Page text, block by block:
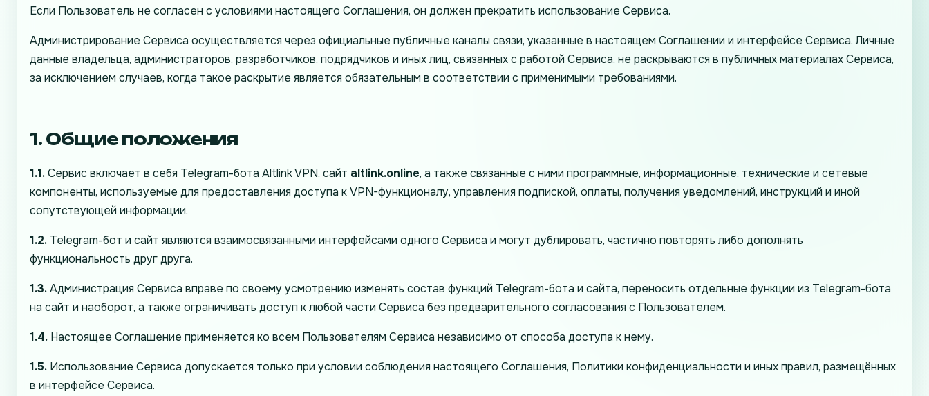
Если Пользователь не согласен с условиями настоящего Соглашения, он должен прекратить использование Сервиса.
Администрирование Сервиса осуществляется через официальные публичные каналы связи, указанные в настоящем Соглашении и интерфейсе Сервиса. Личные
данные владельца, администраторов, разработчиков, подрядчиков и иных лиц, связанных с работой Сервиса, не раскрываются в публичных материалах Сервиса,
за исключением случаев, когда такое раскрытие является обязательным в соответствии с применимыми требованиями.
1. Общие положения
1.1.Сервис включает в себя Telegram-бота Altlink VPN, сайт altlink.online, а также связанные с ними программные, информационные, технические и сетевые
компоненты, используемые для предоставления доступа к VPN-функционалу, управления подпиской, оплаты, получения уведомлений, инструкций и иной
сопутствующей информации.
1.2. Telegram-бот и сайт являются взаимосвязанными интерфейсами одного Сервиса и могут дублировать, частично повторять либо дополнять
функциональность друг друга.
1.3.Администрация Сервиса вправе по своему усмотрению изменять состав функций Telegram-бота и сайта, переносить отдельные функции из Telegram-бота
на сайт и наоборот, а также ограничивать доступ к любой части Сервиса без предварительного согласования с Пользователем.
1.4. Настоящее Соглашение применяется ко всем Пользователям Сервиса независимо от способа доступа к нему.
1.5. Использование Сервиса допускается только при условии соблюдения настоящего Соглашения, Политики конфиденциальности и иных правил, размещённых
в интерфейсе Сервиса.